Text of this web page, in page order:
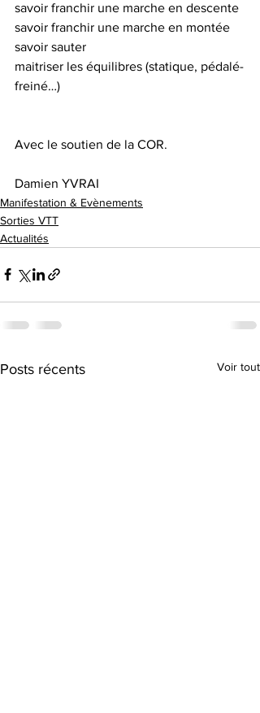
savoir franchir une marche en descente
savoir franchir une marche en montée
savoir sauter
maitriser les équilibres (statique, pédalé-
freiné…)
Avec le soutien de la COR.
Damien YVRAI
Manifestation & Evènements
Sorties VTT
Actualités
Posts récents Voir tout